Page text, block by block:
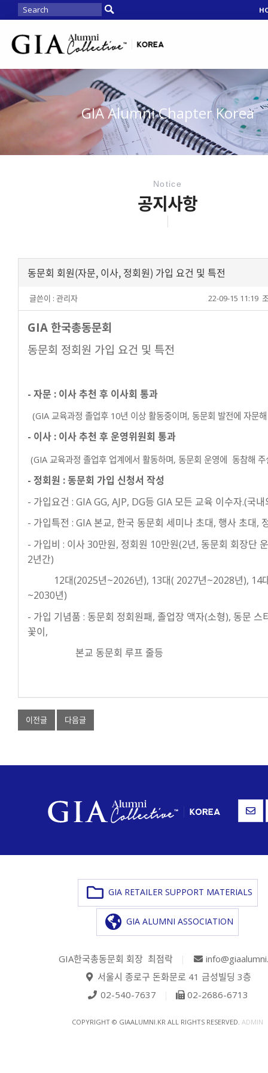
GIA Alumni Chapter Korea
Notice
공지사항
동문회 회원(자문, 이사, 정회원) 가입 요건 및 특전
글쓴이 : 관리자 22-09-15 11:19
GIA 한국총동문회
동문회 정회원 가입 요건 및 특전
- 자문 : 이사 추천 후 이사회 통과
(GIA 교육과정 졸업후 10년 이상 활동중이며, 동문회 발전에 자문
- 이사 : 이사 추천 후 운영위원회 통과
(GIA 교육과정 졸업후 업계에서 활동하며, 동문회 운영에 동참해
- 정회원 : 동문회 가입 신청서 작성
- 가입요건 : GIA GG, AJP, DG등 GIA 모든 교육 이수자.(국
- 가입특전 : GIA 본교, 한국 동문회 세미나 초대, 행사 초대,
- 가입비 : 이사 30만원, 정회원 10만원(2년, 동문회 회장단
2년간)
12대(2025년~2026년), 13대( 2027년~2028년), 14
~2030년)
- 가입 기념품 : 동문회 정회원패, 졸업장 액자(소형), 동문 스
꽃이,
본교 동문회 루프 줄등
이전글 다음글
GIA RETAILER SUPPORT MATERIALS
GIA ALUMNI ASSOCIATION
GIA한국총동문회 회장 최점락
서울시 종로구 돈화문로 41 금성빌딩 3층
02-540-7637
02-2686-6713
COPYRIGHT © GIAALUMNI.KR ALL RIGHTS RESERVED. ADMIN